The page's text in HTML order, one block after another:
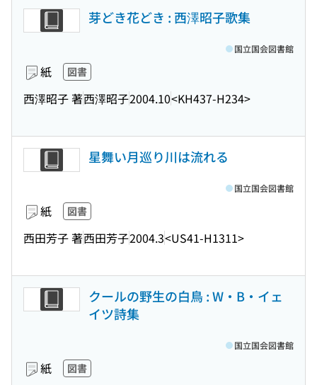
芽どき花どき : 西澤昭子歌集
紙 図書
西澤昭子 著西澤昭子2004.10<KH437-H234>
国立国会図書館
星舞い月巡り川は流れる
紙 図書
西田芳子 著西田芳子2004.3<US41-H1311>
国立国会図書館
クールの野生の白鳥 : W・B・イェ
イツ詩集
紙 図書
国立国会図書館